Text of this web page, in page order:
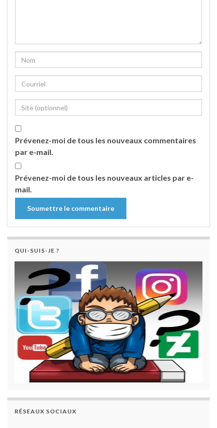
Prévenez-moi de tous les nouveaux commentaires
par e-mail.
Prévenez-moi de tous les nouveaux articles par e-
mail.
QUI-SUIS-JE ?
RÉSEAUX SOCIAUX